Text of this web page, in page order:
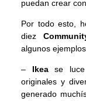
puedan crear
Por todo esto,
diez
algunos
– Ikease luce
originales y
generado